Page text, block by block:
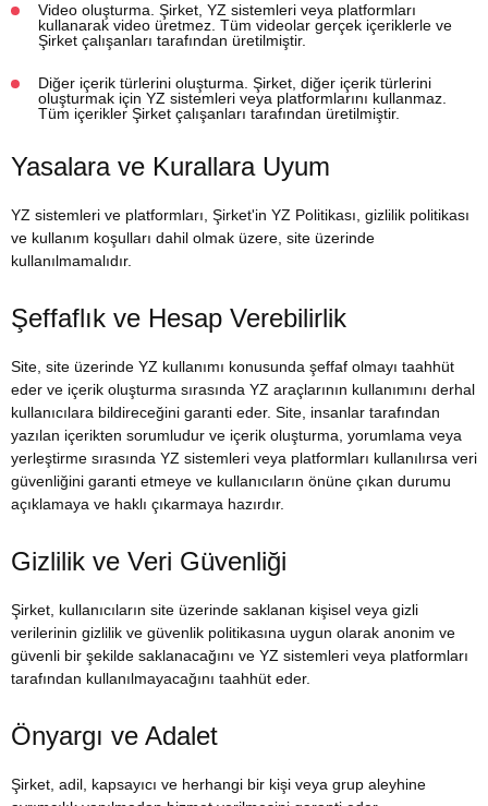
Video oluşturma. Şirket, YZ sistemleri veya platformları
kullanarak video üretmez. Tüm videolar gerçek içeriklerle ve
Şirket çalışanları tarafından üretilmiştir.
Diğer içerik türlerini oluşturma. Şirket, diğer içerik türlerini
oluşturmak için YZ sistemleri veya platformlarını kullanmaz.
Tüm içerikler Şirket çalışanları tarafından üretilmiştir.
Yasalara ve Kurallara Uyum
YZ sistemleri ve platformları, Şirket'in YZ Politikası, gizlilik politikası
ve kullanım koşulları dahil olmak üzere, site üzerinde
kullanılmamalıdır.
Şeffaflık ve Hesap Verebilirlik
Site, site üzerinde YZ kullanımı konusunda şeffaf olmayı taahhüt
eder ve içerik oluşturma sırasında YZ araçlarının kullanımını derhal
kullanıcılara bildireceğini garanti eder. Site, insanlar tarafından
yazılan içerikten sorumludur ve içerik oluşturma, yorumlama veya
yerleştirme sırasında YZ sistemleri veya platformları kullanılırsa veri
güvenliğini garanti etmeye ve kullanıcıların önüne çıkan durumu
açıklamaya ve haklı çıkarmaya hazırdır.
Gizlilik ve Veri Güvenliği
Şirket, kullanıcıların site üzerinde saklanan kişisel veya gizli
verilerinin gizlilik ve güvenlik politikasına uygun olarak anonim ve
güvenli bir şekilde saklanacağını ve YZ sistemleri veya platformları
tarafından kullanılmayacağını taahhüt eder.
Önyargı ve Adalet
Şirket, adil, kapsayıcı ve herhangi bir kişi veya grup aleyhine